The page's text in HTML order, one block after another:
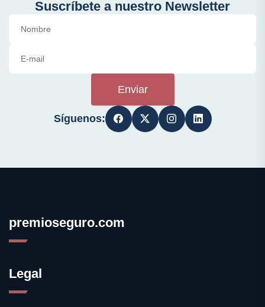
Suscríbete a nuestro Newsletter
Enviar
Síguenos:
premioseguro.com
Legal